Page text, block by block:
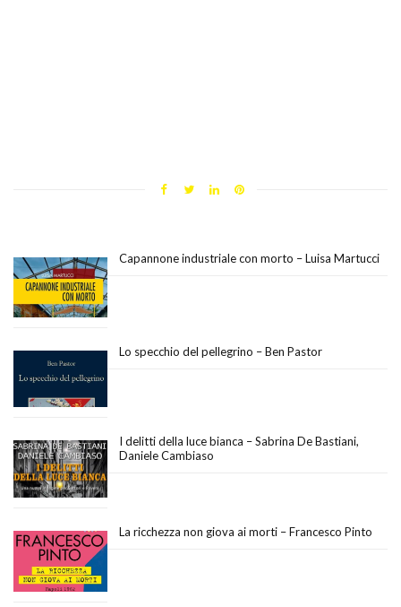
Capannone industriale con morto – Luisa Martucci
Lo specchio del pellegrino – Ben Pastor
I delitti della luce bianca – Sabrina De Bastiani,
Daniele Cambiaso
La ricchezza non giova ai morti – Francesco Pinto